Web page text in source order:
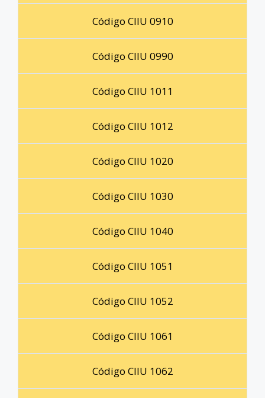
Código CIIU 0910
Código CIIU 0990
Código CIIU 1011
Código CIIU 1012
Código CIIU 1020
Código CIIU 1030
Código CIIU 1040
Código CIIU 1051
Código CIIU 1052
Código CIIU 1061
Código CIIU 1062